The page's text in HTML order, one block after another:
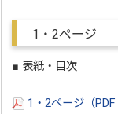
1・2ページ
■ 表紙・目次
1・2ページ（